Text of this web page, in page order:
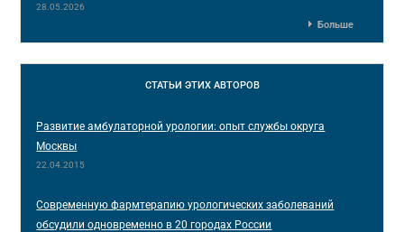
28.05.2026
Больше
СТАТЬИ ЭТИХ АВТОРОВ
Развитие амбулаторной урологии: опыт службы округа
Москвы
22.04.2015
Современную фармтерапию урологических заболеваний
обсудили одновременно в 20 городах России